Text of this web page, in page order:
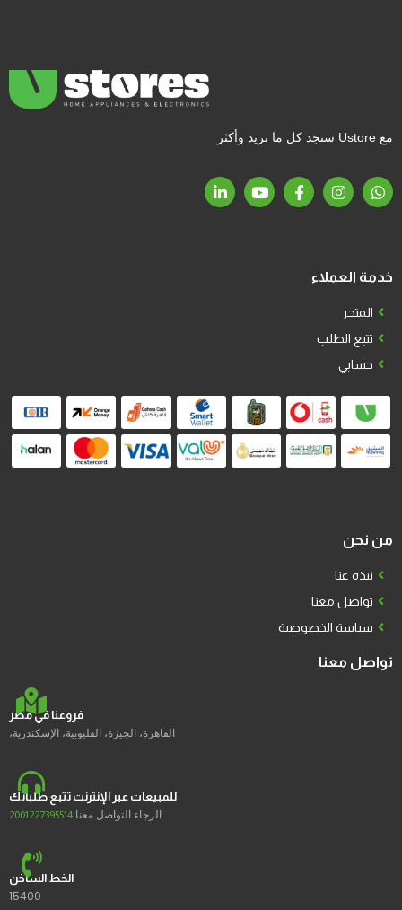
مع Ustore ستجد كل ما تريد وأكثر
خدمة العملاء
المتجر
تتبع الطلب
حسابي
من نحن
نبذه عنا
تواصل معنا
سياسة الخصوصية
تواصل معنا
فروعنا في مصر
القاهرة، الجيزة، القليوبية، الإسكندرية،
للمبيعات عبر الإنترنت تتبع طلباتك
الرجاء التواصل معنا 2001227395514
الخط الساخن
15400